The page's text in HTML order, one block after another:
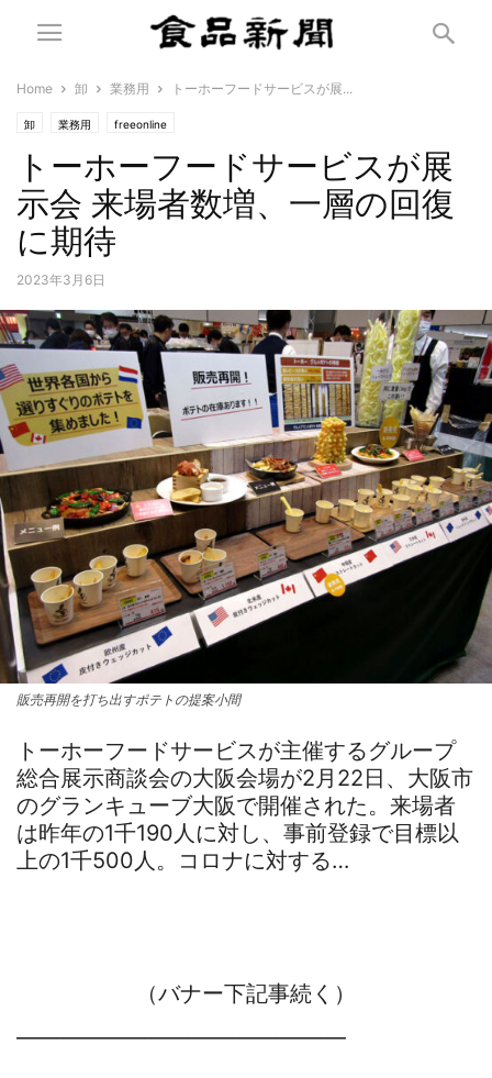
Home 卸 業務用 トーホーフードサービスが展...
卸 業務用 freeonline
トーホーフードサービスが展
示会 来場者数増、一層の回復
に期待
2023年3月6日
販売再開を打ち出すポテトの提案小間
トーホーフードサービスが主催するグループ
総合展示商談会の大阪会場が2月22日、大阪市
のグランキューブ大阪で開催された。来場者
は昨年の1千190人に対し、事前登録で目標以
上の1千500人。コロナに対する…
（バナー下記事続く）
―――――――――――――――